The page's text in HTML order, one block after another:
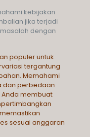
kebijakan
jika terjadi
dengan
populer untuk
tergantung
Memahami
dan perbedaan
membuat
sesuai anggaran